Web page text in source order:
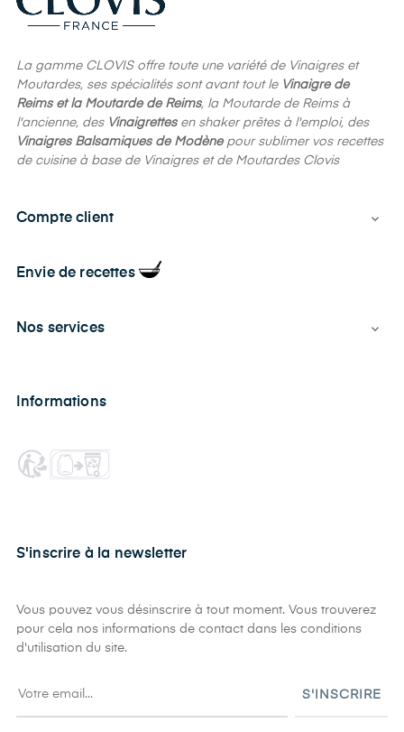
La gamme CLOVIS offre toute une variété de Vinaigres et
Moutardes, ses spécialités sont avant tout le Vinaigre de
Reims et la Moutarde de Reims, la Moutarde de Reims à
l'ancienne, des Vinaigrettesen shaker prêtes à l'emploi, des
Vinaigres Balsamiques de Modènepour sublimer vos recettes
de cuisine à base de Vinaigres et de Moutardes Clovis
Compte client 
Envie de recettes
Nos services 
Informations
S'inscrire à la newsletter
Vous pouvez vous désinscrire à tout moment. Vous trouverez
pour cela nos informations de contact dans les conditions
d'utilisation du site.
S'INSCRIRE